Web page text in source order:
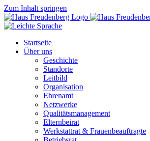
Zum Inhalt springen
Startseite
Über uns
Geschichte
Standorte
Leitbild
Organisation
Ehrenamt
Netzwerke
Qualitätsmanagement
Elternbeirat
Werkstattrat & Frauenbeauftragte